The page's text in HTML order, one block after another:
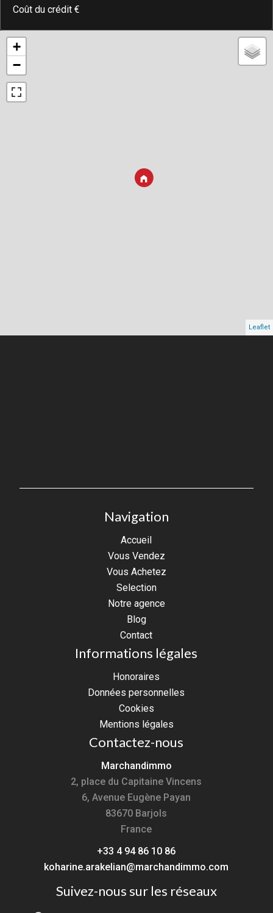
Coût du crédit €
+
−
Leaflet
Navigation
Accueil
Vous Vendez
Vous Achetez
Selection
Notre agence
Blog
Contact
Informations légales
Honoraires
Données personnelles
Cookies
Mentions légales
Contactez-nous
Marchandimmo
2, place du Capitaine Vincens
6, Avenue Eugène Payan
83670 Barjols
France
+33 4 94 86 10 86
koharine.arakelian@marchandimmo.com
Suivez-nous sur les réseaux